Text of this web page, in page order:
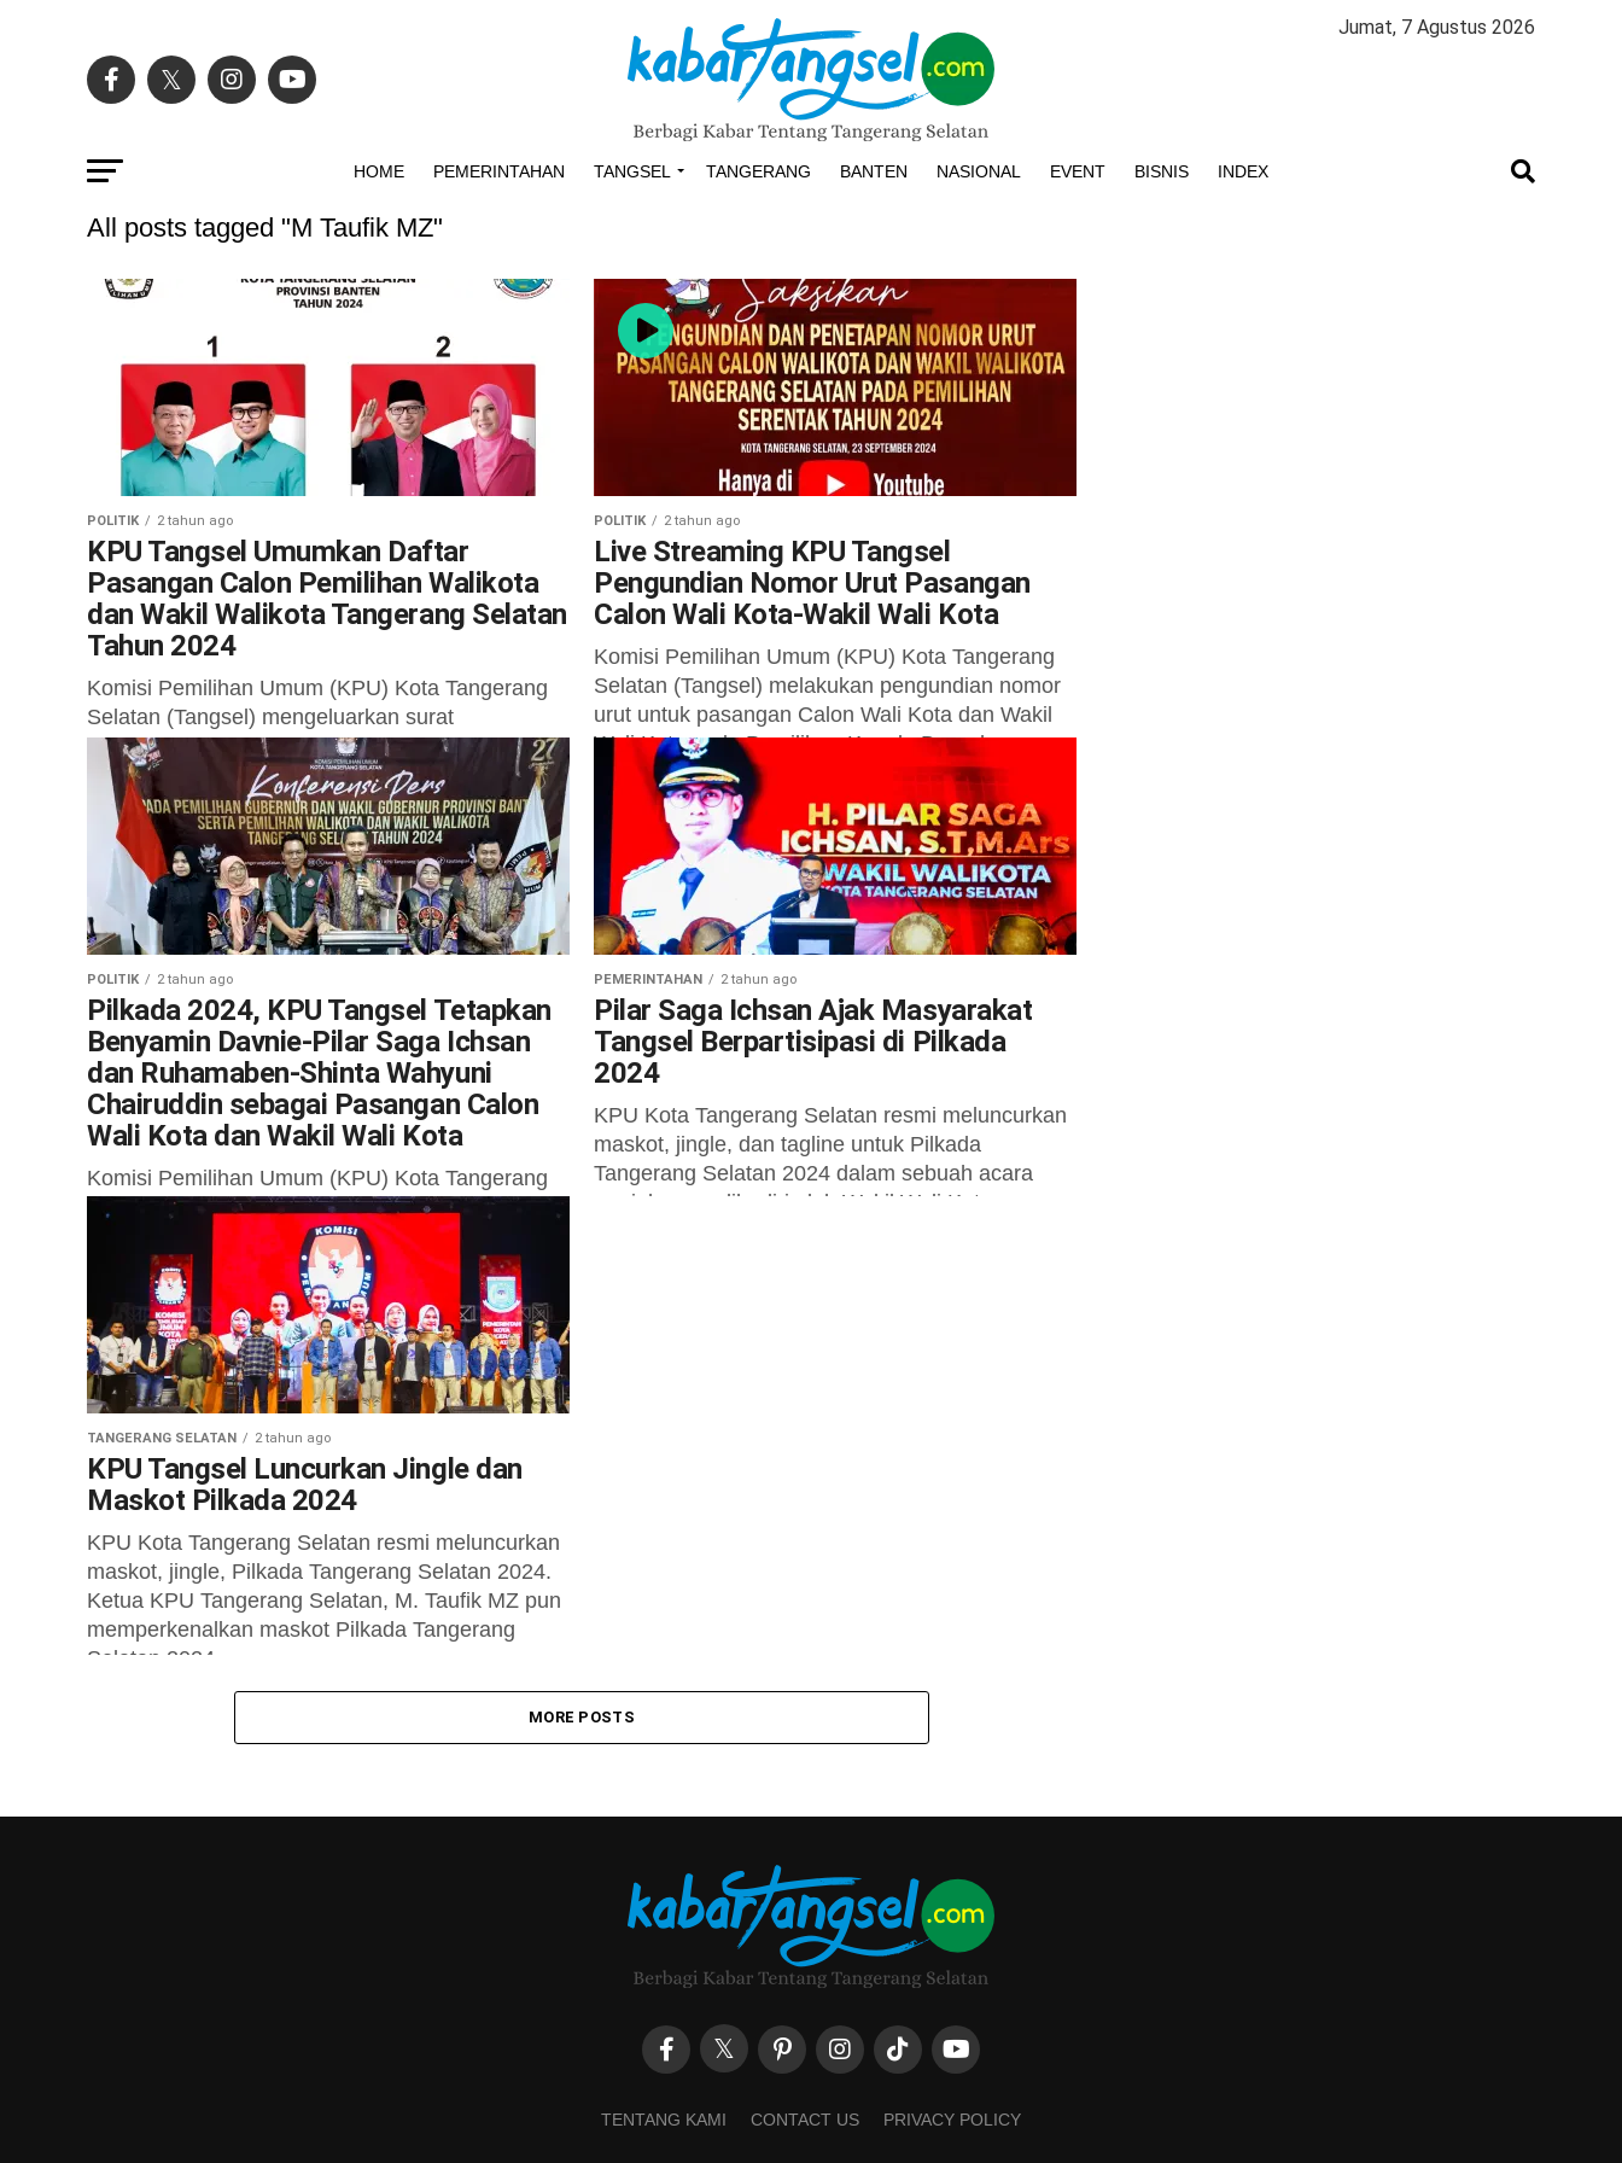
Jumat, 7 Agustus 2026
HOME PEMERINTAHAN TANGSEL TANGERANG BANTEN NASIONAL EVENT BISNIS INDEX
All posts tagged "M Taufik MZ"
POLITIK 2 tahun ago
KPU Tangsel Umumkan Daftar
Pasangan Calon Pemilihan Walikota
dan Wakil Walikota Tangerang Selatan
Tahun 2024
Komisi Pemilihan Umum (KPU) Kota Tangerang
Selatan (Tangsel) mengeluarkan surat
pengumuman dengan nomor NOMOR:
1026/PL.02.3-Pu/3674/2024 tentang Daftar
Pasangan Calon Pemilihan Walikota dan Wakil
Walikota Tangerang Selatan...
POLITIK 2 tahun ago
Live Streaming KPU Tangsel
Pengundian Nomor Urut Pasangan
Calon Wali Kota-Wakil Wali Kota
Komisi Pemilihan Umum (KPU) Kota Tangerang
Selatan (Tangsel) melakukan pengundian nomor
urut untuk pasangan Calon Wali Kota dan Wakil
Wali Kota pada Pemilihan Kepala Daerah
(Pilkada)...
POLITIK 2 tahun ago
Pilkada 2024, KPU Tangsel Tetapkan
Benyamin Davnie-Pilar Saga Ichsan
dan Ruhamaben-Shinta Wahyuni
Chairuddin sebagai Pasangan Calon
Wali Kota dan Wakil Wali Kota
Komisi Pemilihan Umum (KPU) Kota Tangerang
Selatan (Tangsel) menetapkan pasangan Calon
Walikota dan Wakil Walikota Tangsel tahun 2024,
yaitu pasangan Drs. H. Benyamin Davnie – H....
PEMERINTAHAN 2 tahun ago
Pilar Saga Ichsan Ajak Masyarakat
Tangsel Berpartisipasi di Pilkada
2024
KPU Kota Tangerang Selatan resmi meluncurkan
maskot, jingle, dan tagline untuk Pilkada
Tangerang Selatan 2024 dalam sebuah acara
meriah yang dihadiri oleh Wakil Wali Kota
TANGERANG SELATAN 2 tahun ago
KPU Tangsel Luncurkan Jingle dan
Maskot Pilkada 2024
KPU Kota Tangerang Selatan resmi meluncurkan
maskot, jingle, Pilkada Tangerang Selatan 2024.
Ketua KPU Tangerang Selatan, M. Taufik MZ pun
memperkenalkan maskot Pilkada Tangerang
Selatan 2024...
MORE POSTS
TENTANG KAMI CONTACT US PRIVACY POLICY